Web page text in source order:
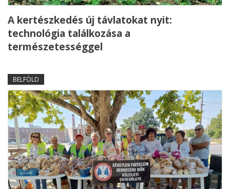
A kertészkedés új távlatokat nyit:
technológia találkozása a
természetességgel
BELFÖLD